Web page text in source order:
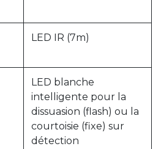
LED IR (7m)
LED blanche
intelligente pour la
dissuasion (flash) ou la
courtoisie (fixe) sur
détection